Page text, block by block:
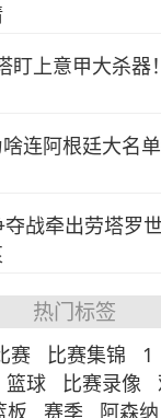
盯上意甲大杀器
连阿根廷大名
战牵出劳塔罗
热门标签
赛 比赛集锦 1
篮球 比赛录像
板 赛季 阿森纳